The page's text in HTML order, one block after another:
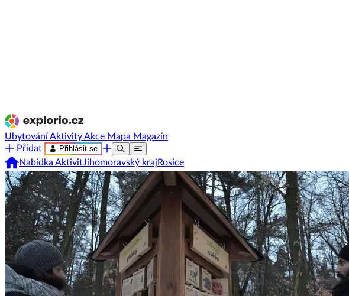
UbytováníAktivityAkce Mapa Magazín
Přidat
Přihlásit se
Nabídka AktivitJihomoravský kraj Rosice